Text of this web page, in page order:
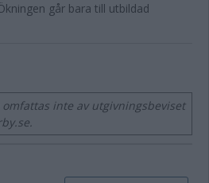
går bara till utbildad
inte av utgivningsbeviset